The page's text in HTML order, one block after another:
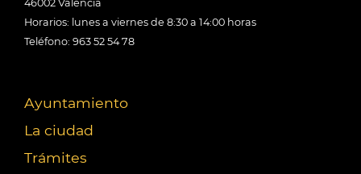
46002 València
Horarios: lunes a viernes de 8:30 a 14:00 horas
Teléfono: 963 52 54 78
Ayuntamiento
La ciudad
Trámites